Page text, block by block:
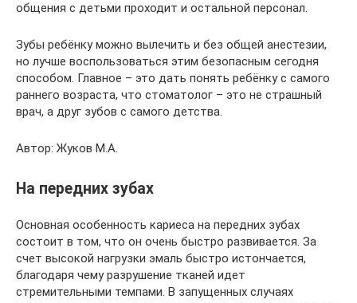
общения с детьми проходит и остальной персонал.
Зубы ребёнку можно вылечить и без общей анестезии,
но лучше воспользоваться этим безопасным сегодня
способом. Главное – это дать понять ребёнку с самого
раннего возраста, что стоматолог – это не страшный
врач, а друг зубов с самого детства.
Автор: Жуков М.А.
На передних зубах
Основная особенность кариеса на передних зубах
состоит в том, что он очень быстро развивается. За
счет высокой нагрузки эмаль быстро истончается,
благодаря чему разрушение тканей идет
стремительными темпами. В запущенных случаях